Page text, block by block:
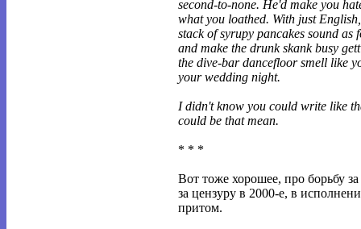
second-to-none. He'd make you
what you loathed. With just
stack of syrupy pancakes sound as
and make the drunk skank busy
the dive-bar dancefloor smell like
your wedding night.
I didn't know you could write like
could be that mean.
* * *
Вот тоже хорошее, про борьбу
за цензуру в 2000-е, в
притом.